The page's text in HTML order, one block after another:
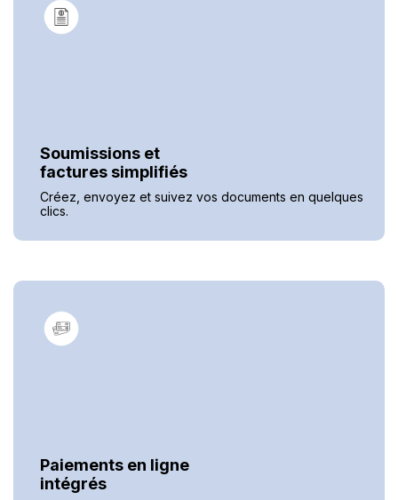
Soumissions et
facturessimplifiés
Créez, envoyez et suivez vos documents en quelques
clics.
Paiements en ligne
intégrés